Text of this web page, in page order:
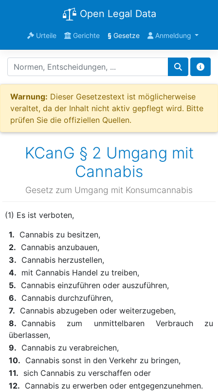
Open Legal Data
Urteile Gerichte §Gesetze Anmeldung
Warnung: Dieser Gesetzestext ist möglicherweise
veraltet, da der Inhalt nicht aktiv gepflegt wird. Bitte
prüfen Sie die offiziellen Quellen.
KCanG § 2 Umgang mit
Cannabis
Gesetz zum Umgang mit Konsumcannabis
(1) Es ist verboten,
1. Cannabis zu besitzen,
2. Cannabis anzubauen,
3. Cannabis herzustellen,
4. mit Cannabis Handel zu treiben,
5. Cannabis einzuführen oder auszuführen,
6. Cannabis durchzuführen,
7. Cannabis abzugeben oder weiterzugeben,
8. Cannabis zum unmittelbaren Verbrauch zu
überlassen,
9. Cannabis zu verabreichen,
10. Cannabis sonst in den Verkehr zu bringen,
11. sich Cannabis zu verschaffen oder
12. Cannabis zu erwerben oder entgegenzunehmen.